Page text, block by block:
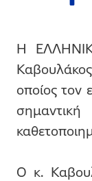
Η
οποίος τον
Ο κ.